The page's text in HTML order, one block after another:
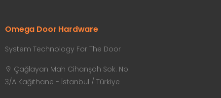
Omega Door Hardware
System Technology For The Door
Çağlayan Mah Cihanşah Sok. No:
3/A Kağıthane - İstanbul / Türkiye